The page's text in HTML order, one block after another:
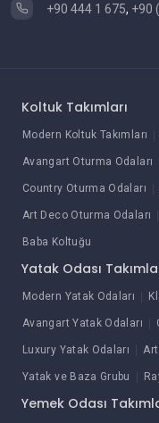
+90 444 1 675, +90
Koltuk Takımları
Modern Koltuk Takımları
Avangart Oturma Odaları
Country Oturma Odaları
Art Deco Oturma Odaları
Baba Koltuğu
Yatak Odası
Modern Yatak Odaları
Avangart Yatak Odaları
Luxury Yatak Odaları
Yatak ve Baza Grubu
Yemek Odası